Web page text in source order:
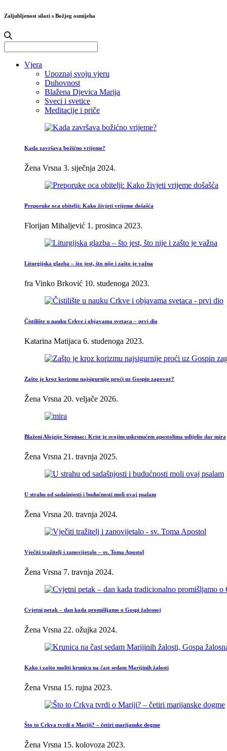
Zaljubljenost silazi s Božjeg osmijeha
for:
Vjera
Upoznaj svoju vjeru
Duhovnost
Blažena Djevica Marija
Sveci i svetice
Meditacije i priče
Kada završava božićno vrijeme?
Žena Vrsna 3. siječnja 2024.
Preporuke oca obitelji: Kako živjeti vrijeme došašća
Florijan Mihaljević 1. prosinca 2023.
Liturgijska glazba – što jest, što nije i zašto je važna
fra Vinko Brković 10. studenoga 2023.
Čistilište u nauku Crkve i objavama svetaca – prvi dio
Katarina Matijaca 6. studenoga 2023.
Zašto je kroz korizmu najsigurnije proći uz Gospin zagovor?
Žena Vrsna 20. veljače 2026.
Blaženi Alojzije Stepinac: Krist je svojim uskrsnućem apostolima udijelio dar mira
Žena Vrsna 21. travnja 2025.
U strahu od sadašnjosti i budućnosti moli ovaj psalam
Žena Vrsna 20. travnja 2024.
Vječiti tražitelj i zanovijetalo – sv. Toma Apostol
Žena Vrsna 7. travnja 2024.
Cvjetni petak – dan kada promišljamo o Gospi žalosnoj
Žena Vrsna 22. ožujka 2024.
Kako i zašto moliti krunicu na čast sedam Marijinih žalosti
Žena Vrsna 15. rujna 2023.
Što to Crkva tvrdi o Mariji? – četiri marijanske dogme
Žena Vrsna 15. kolovoza 2023.